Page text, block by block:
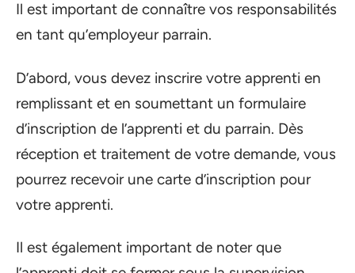
Il est important de connaître vos responsabilités
en tant qu’employeur parrain.
D’abord, vous devez inscrire votre apprenti en
remplissant et en soumettant un formulaire
d’inscription de l’apprenti et du parrain. Dès
réception et traitement de votre demande, vous
pourrez recevoir une carte d’inscription pour
votre apprenti.
Il est également important de noter que